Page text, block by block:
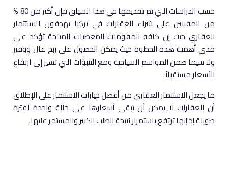
حسب الدراسات التي تم تقديمها في هذا السياق فإن أكثر من 80 %
من المقبلين على شراء العقارات في تركيا يهدفون للاستثمار
العقاري حيث إن كافة المقومات المعطيات المتاحة تؤكد على
مدى أهمية هذه الخطوة حيث يمكن الحصول على ربح عال ووفير
ولا سيما ضمن المواسم السياحية ومع التنبؤات التي تشير إلى ارتفاع
الأسعار مستقبلاً.
ما يجعل الاستثمار العقاري من أفضل خيارات الاستثمار على الإطلاق
أن العقارات لا يمكن أن تبقى أسعارها على حالة واحدة لفترة
طويلة إذ إنها ترتفع باستمرار نتيجة الطلب الكبير والمستمر عليها.